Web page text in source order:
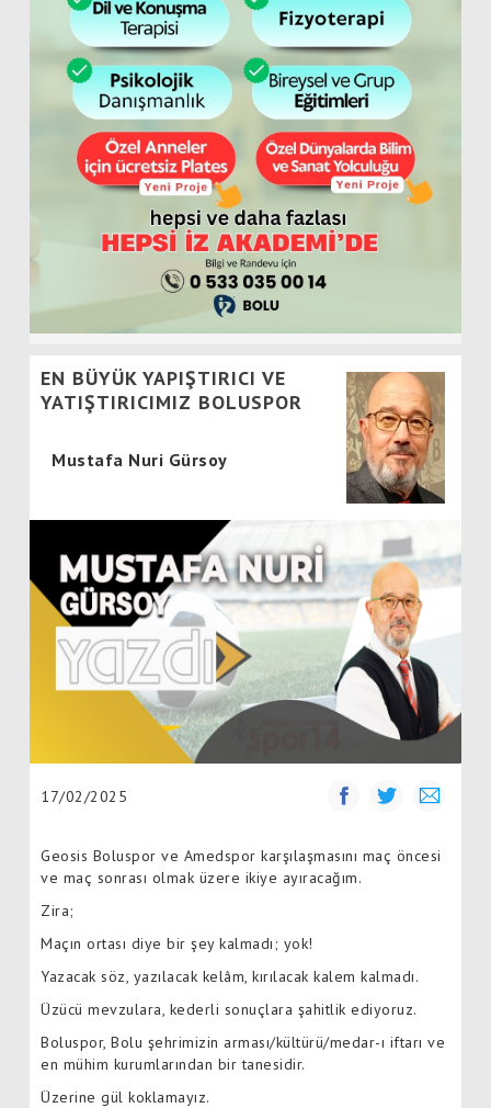
EN BÜYÜK YAPIŞTIRICI VE
YATIŞTIRICIMIZ BOLUSPOR
Mustafa Nuri Gürsoy
17/02/2025
Geosis Boluspor ve Amedspor karşılaşmasını maç öncesi
ve maç sonrası olmak üzere ikiye ayıracağım.
Zira;
Maçın ortası diye bir şey kalmadı; yok!
Yazacak söz, yazılacak kelâm, kırılacak kalem kalmadı.
Üzücü mevzulara, kederli sonuçlara şahitlik ediyoruz.
Boluspor, Bolu şehrimizin arması/kültürü/medar-ı iftarı ve
en mühim kurumlarından bir tanesidir.
Üzerine gül koklamayız.